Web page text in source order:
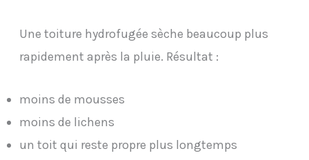
Une toiture hydrofugée sèche beaucoup plus
rapidement après la pluie. Résultat :
moins de mousses
moins de lichens
un toit qui reste propre plus longtemps